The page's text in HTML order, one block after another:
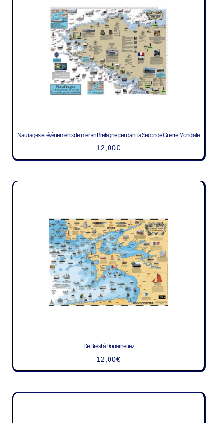
Naufrages et évènements de mer en Bretagne pendant la Seconde Guerre Mondiale
12,00€
De Brest à Douarnenez
12,00€